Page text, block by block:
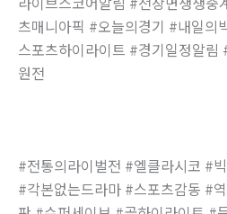
츠매니아픽 #오늘의경기 #내일의
스포츠하이라이트 #경기일정알
원전
#전통의라이벌전 #엘클라시코 #
#각본없는드라마 #스포츠감동 #